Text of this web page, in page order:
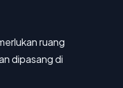
ruang
dipasang di